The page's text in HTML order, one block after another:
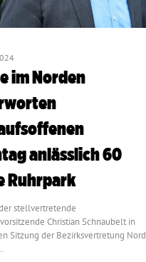
im Norden
anlässlich 60
Ruhrpark
stellvertretende
Christian Schnaubelt in
Sitzung der Bezirksvertretung Nord